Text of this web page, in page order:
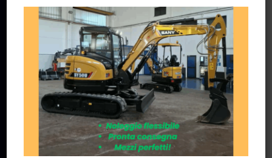
Distributori autorizzati per i prodottiTCM&SANY.
Seguici su Facebook per rimanere aggiornato sulle novità!